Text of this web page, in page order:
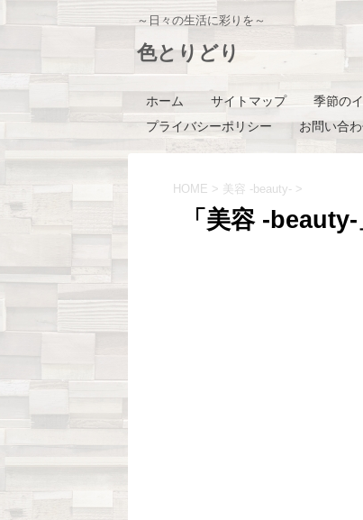
～日々の生活に彩りを～
色とりどり
ホーム サイトマップ 季節の
プライバシーポリシー
お問い合
HOME > 美容 -beauty- >
「美容 -